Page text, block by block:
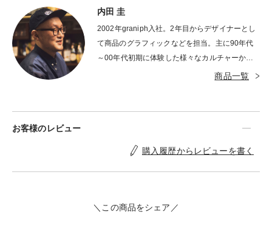
内田 圭
2002年graniph入社。2年目からデザイナーとし
て商品のグラフィックなどを担当。主に90年代
～00年代初期に体験した様々なカルチャーから
多大な影響を受ける。時代・流行の変化にアンテ
象に残る / 思わず写真に撮りたくなるデザインを
心がけている。近年の代表作として「ナガスギル
「ウィークエンドドライブ」「アイアムヒア」等
ショッピング / Perfume / ガジェット
商品一覧
お客様のレビュー
購入履歴からレビューを書く
＼この商品をシェア／